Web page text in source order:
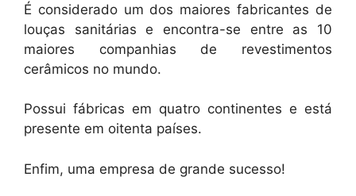
É considerado um dos maiores fabricantes de
louças sanitárias e encontra-se entre as 10
maiores companhias de revestimentos
cerâmicos no mundo.
Possui fábricas em quatro continentes e está
presente em oitenta países.
Enfim, uma empresa de grande sucesso!